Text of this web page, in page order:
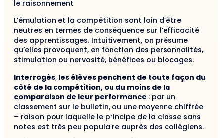
le raisonnement
L’émulation et la compétition sont loin d’être
neutres en termes de conséquence sur l’efficacité
des apprentissages. Intuitivement, on présume
qu’elles provoquent, en fonction des personnalités,
stimulation ou nervosité, bénéfices ou blocages.
Interrogés, les élèves penchent de toute façon du
côté de la compétition, ou du moins de la
comparaison de leur performance : par un
classement sur le bulletin, ou une moyenne chiffrée
– raison pour laquelle le principe de la classe sans
notes est très peu populaire auprès des collégiens.